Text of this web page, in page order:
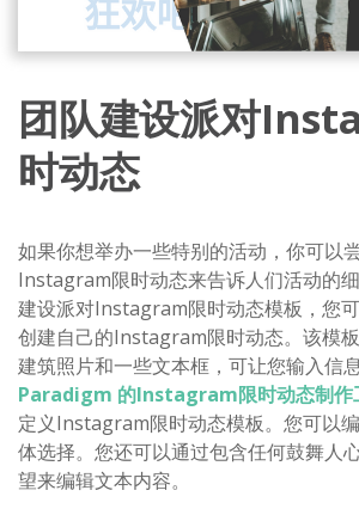
团队建设派对
时动态
如果你想举办一些特别的活动，你可以
Instagram限时动态来告诉人们活动的
建设派对Instagram限时动态模板，您
创建自己的Instagram限时动态。该模
建筑照片和一些文本框，可让您输入信
Paradigm 的Instagram限时动态制作
定义Instagram限时动态模板。您可以
体选择。您还可以通过包含任何鼓舞人
望来编辑文本内容。